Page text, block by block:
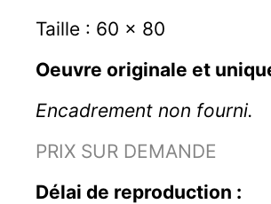
Taille : 60 x 80
Oeuvre originale et
Encadrement non fourni.
PRIX SUR DEMANDE
Délai de reproduction :